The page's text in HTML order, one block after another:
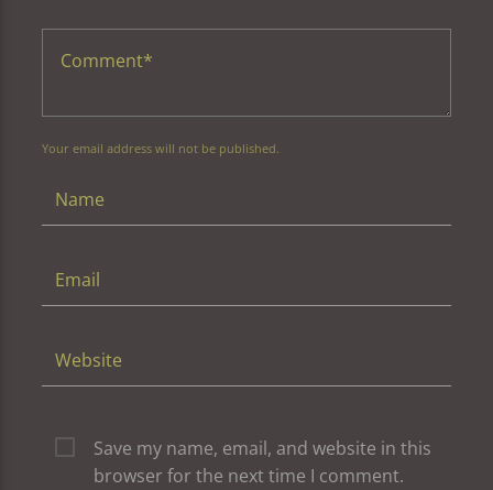
Your email address will not be published.
Save my name, email, and website in this
browser for the next time I comment.